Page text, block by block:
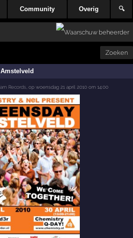
Community Overig 🔍
Zoeken
Records, op woensdag 21 april 2010 om 14:00